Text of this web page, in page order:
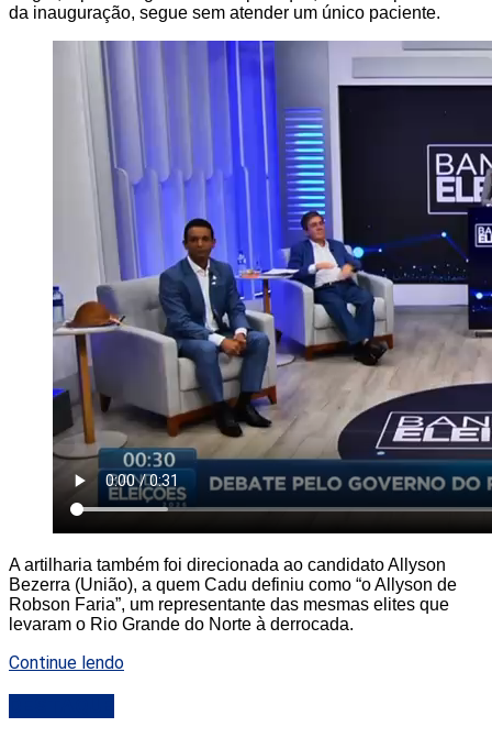
da inauguração, segue sem atender um único paciente.
A artilharia também foi direcionada ao candidato Allyson
Bezerra (União), a quem Cadu definiu como “o Allyson de
Robson Faria”, um representante das mesmas elites que
levaram o Rio Grande do Norte à derrocada.
Continue lendo